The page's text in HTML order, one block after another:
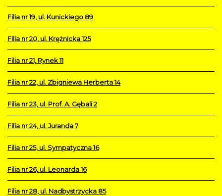
Filia nr 19, ul. Kunickiego 89
Filia nr 20, ul. Krężnicka 125
Filia nr 21, Rynek 11
Filia nr 22, ul. Zbigniewa Herberta 14
Filia nr 23, ul. Prof. A. Gębali 2
Filia nr 24, ul. Juranda 7
Filia nr 25, ul. Sympatyczna 16
Filia nr 26, ul. Leonarda 16
Filia nr 28, ul. Nadbystrzycka 85